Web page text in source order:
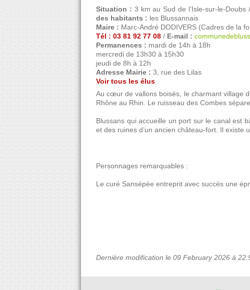
Situation : 3 km au Sud de l’Isle-sur-le-Doubs /
des habitants : les Blussannais
Maire : Marc-André DODIVERS (Cadres de la
Tél : 03 81 92 77 08 / E-mail :
Permanences : mardi de 14h à 18h
mercredi de 13h30 à 15h30
jeudi de 8h à 12h
Adresse Mairie : 3, rue des Lilas
Voir tous les élus
Au cœur de vallons boisés, le charmant village
Rhône au Rhin. Le ruisseau des Combes
Blussans qui accueille un port sur le canal est
et des ruines d’un ancien château-fort. Il existe
Personnages remarquables :
Le curé Sansépée entreprit avec succès une
Dernière modification le 09 February 2026 à